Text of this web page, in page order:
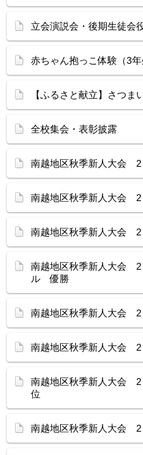
立会演説会・後期生徒会
赤ちゃん抱っこ体験（3年
【ふるさと献立】さつま
全校集会・表彰披露
南越地区秋季新人大会
南越地区秋季新人大会
南越地区秋季新人大
南越地区秋季新人大会
ル 優勝
南越地区秋季新人大
南越地区秋季新人大会
南越地区秋季新人大会
位
南越地区秋季新人大会